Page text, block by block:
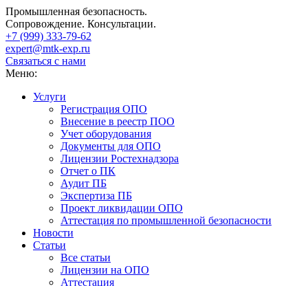
Промышленная безопасность.
Сопровождение. Консультации.
+7 (999) 333-79-62
expert@mtk-exp.ru
Связаться с нами
Меню:
Услуги
Регистрация ОПО
Внесение в реестр ПОО
Учет оборудования
Документы для ОПО
Лицензии Ростехнадзора
Отчет о ПК
Аудит ПБ
Экспертиза ПБ
Проект ликвидации ОПО
Аттестация по промышленной безопасности
Новости
Статьи
Все статьи
Лицензии на ОПО
Аттестация